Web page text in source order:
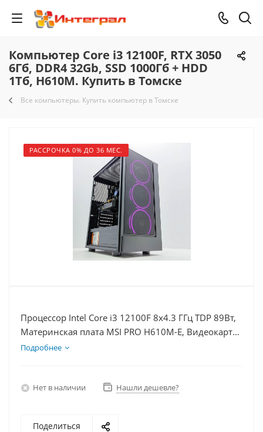
Компьютер Core i3 12100F, RTX 3050
6Гб, DDR4 32Gb, SSD 1000Гб + HDD
1Тб, H610M. Купить в Томске
Все компьютеры. Купить компьютер в Томске
РАССРОЧКА 0% ДО 36 МЕС.
Процессор Intel Core i3 12100F 8x4.3 ГГц TDP 89Вт,
Материнская плата MSI PRO H610M-E, Видеокарта
RTX 3050 6Гб, Память DDR4 32Gb, Диски SSD
Подробнее
Нет в наличии Нашли дешевле?
Поделиться